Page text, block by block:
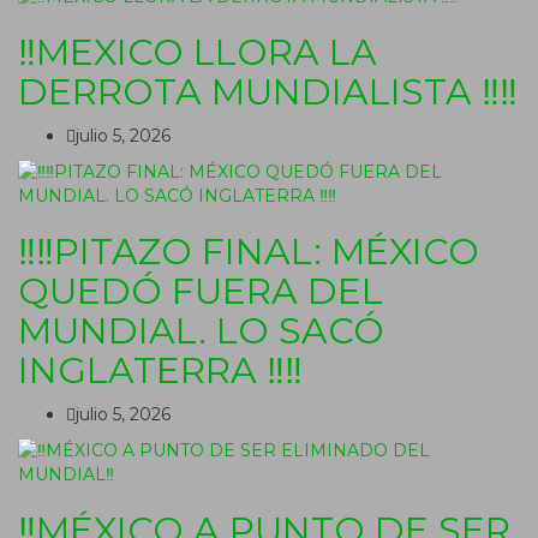
‼MEXICO LLORA LA
DERROTA MUNDIALISTA ‼‼
julio 5, 2026
‼‼PITAZO FINAL: MÉXICO
QUEDÓ FUERA DEL
MUNDIAL. LO SACÓ
INGLATERRA ‼‼
julio 5, 2026